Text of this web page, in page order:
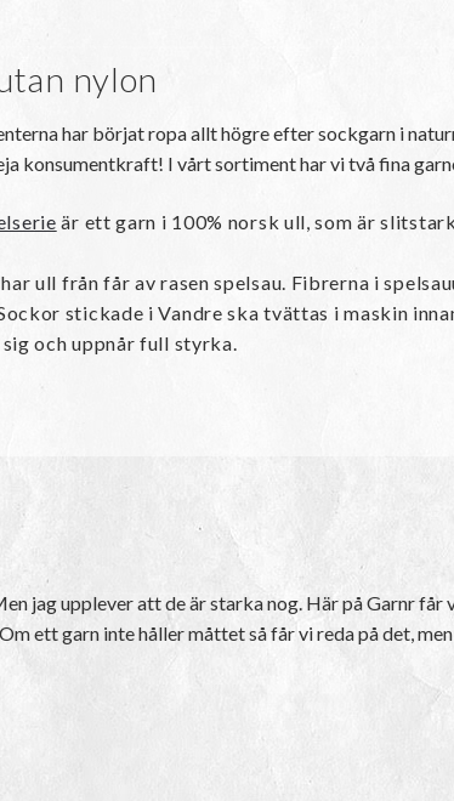
nylon
har börjat ropa allt högre efter sockgarn i
konsumentkraft! I vårt sortiment har vi två fina
är ett garn i 100% norsk ull, som är
har ull från får av rasen spelsau. Fibrerna i
stickade i Vandre ska tvättas i maskin
och uppnår full styrka.
jag upplever att de är starka nog. Här på Garnr
ett garn inte håller måttet så får vi reda på det,